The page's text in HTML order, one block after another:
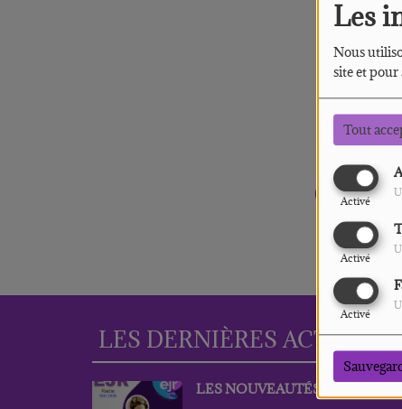
Les
Nous
site et
Tout
Activé
Activé
Activé
LES DERNIÈRES ACTUS
LES NOUVEAUTÉS DE MAI 2026